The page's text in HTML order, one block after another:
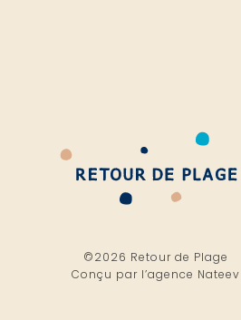
©2026 Retour de Plage
Conçu par l’agence Nateev